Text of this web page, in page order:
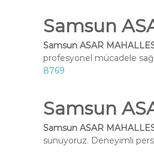
Samsun
Samsun ASAR
profesyonel mücadele
8769
Samsun
Samsun ASAR
sunuyoruz. Deneyimli